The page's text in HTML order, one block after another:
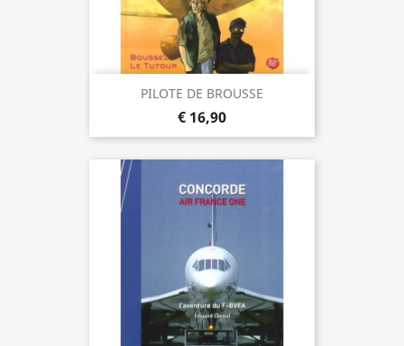
PILOTE DE BROUSSE
€ 16,90